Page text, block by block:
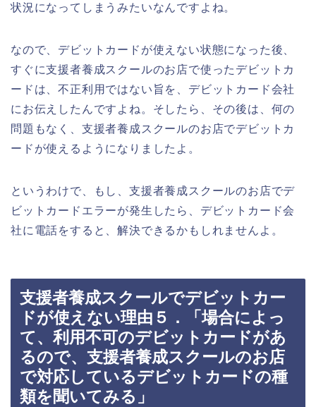
状況になってしまうみたいなんですよね。
なので、デビットカードが使えない状態になった後、
すぐに支援者養成スクールのお店で使ったデビットカ
ードは、不正利用ではない旨を、デビットカード会社
にお伝えしたんですよね。そしたら、その後は、何の
問題もなく、支援者養成スクールのお店でデビットカ
ードが使えるようになりましたよ。
というわけで、もし、支援者養成スクールのお店でデ
ビットカードエラーが発生したら、デビットカード会
社に電話をすると、解決できるかもしれませんよ。
支援者養成スクールでデビットカー
ドが使えない理由５．「場合によっ
て、利用不可のデビットカードがあ
るので、支援者養成スクールのお店
で対応しているデビットカードの種
類を聞いてみる」